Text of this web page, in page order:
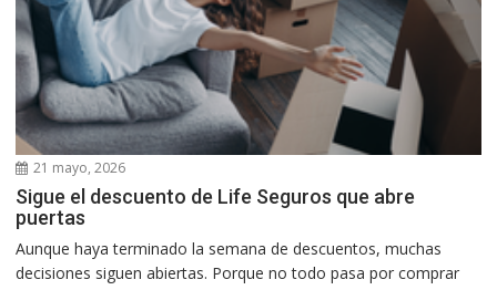
21 mayo, 2026
Sigue el descuento de Life Seguros que abre
puertas
Aunque haya terminado la semana de descuentos, muchas
decisiones siguen abiertas. Porque no todo pasa por comprar